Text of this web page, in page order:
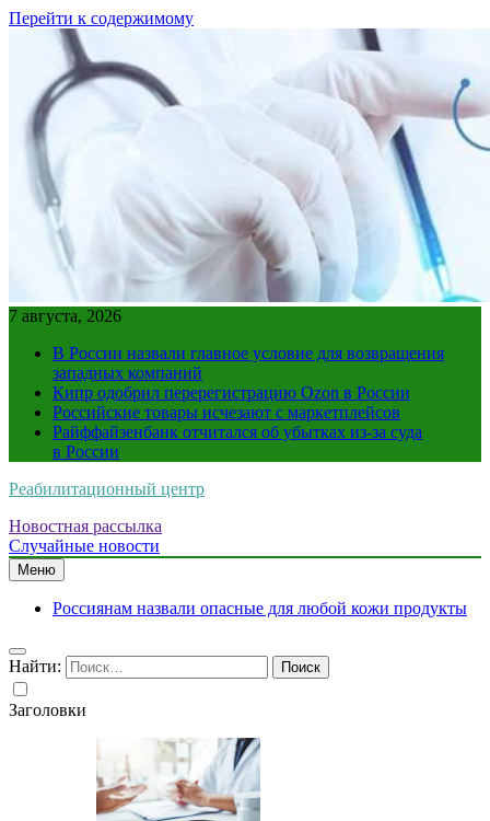
Перейти к содержимому
7 августа, 2026
В России назвали главное условие для возвращения
западных компаний
Кипр одобрил перерегистрацию Ozon в России
Российские товары исчезают с маркетплейсов
Райффайзенбанк отчитался об убытках из-за суда
в России
Реабилитационный центр
Новостная рассылка
Случайные новости
Меню
Россиянам назвали опасные для любой кожи продукты
Найти:
Заголовки